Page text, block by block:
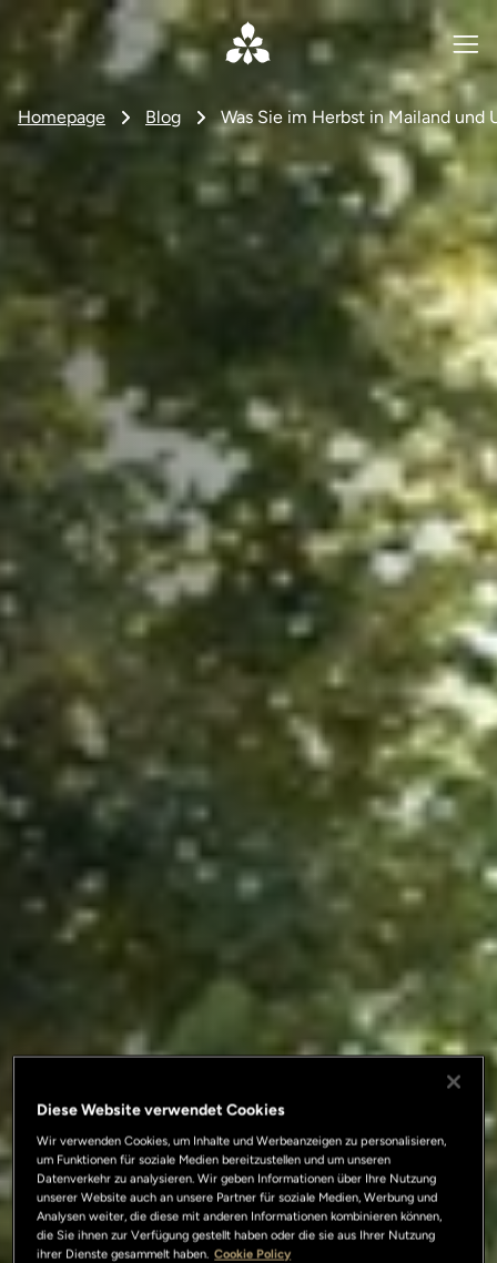
Homepage Blog Was Sie im Herbst in Mailand
Diese Website verwendet Cookies
Wir verwenden Cookies, um Inhalte und Werbeanzeigen zu personalisieren,
um Funktionen für soziale Medien bereitzustellen und um unseren
Datenverkehr zu analysieren. Wir geben Informationen über Ihre Nutzung
unserer Website auch an unsere Partner für soziale Medien, Werbung und
Analysen weiter, die diese mit anderen Informationen kombinieren können,
die Sie ihnen zur Verfügung gestellt haben oder die sie aus Ihrer Nutzung
ihrer Dienste gesammelt haben. Cookie Policy